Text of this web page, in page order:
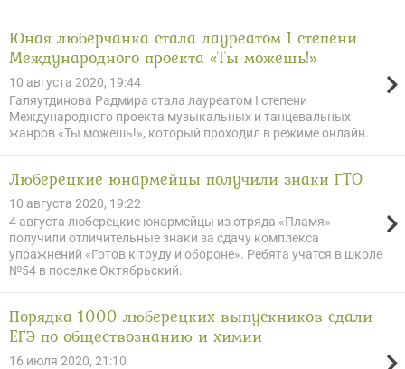
Юная люберчанка стала лауреатом I степени
Международного проекта «Ты можешь!»
10 августа 2020, 19:44
Галяутдинова Радмира стала лауреатом I степени
Международного проекта музыкальных и танцевальных
жанров «Ты можешь!», который проходил в режиме онлайн.
Люберецкие юнармейцы получили знаки ГТО
10 августа 2020, 19:22
4 августа люберецкие юнармейцы из отряда «Пламя»
получили отличительные знаки за сдачу комплекса
упражнений «Готов к труду и обороне». Ребята учатся в школе
№54 в поселке Октябрьский.
Порядка 1000 люберецких выпускников сдали
ЕГЭ по обществознанию и химии
16 июля 2020, 21:10